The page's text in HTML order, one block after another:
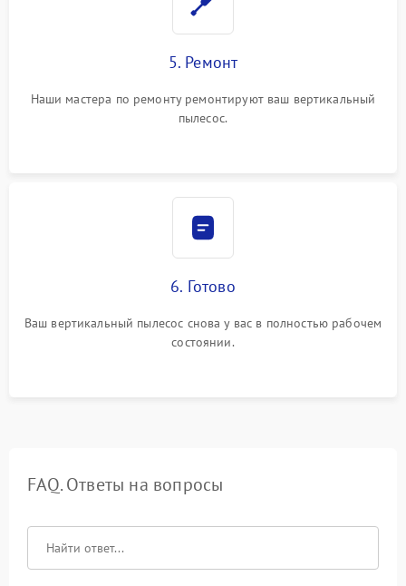
5. Ремонт
Наши мастера по ремонту ремонтируют ваш вертикальный
пылесос.
6. Готово
Ваш вертикальный пылесос снова у вас в полностью рабочем
состоянии.
FAQ. Ответы на вопросы